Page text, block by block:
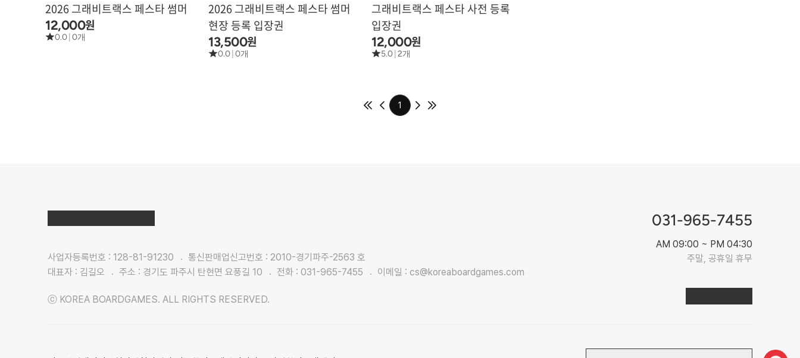
2026 그래비트랙스 페스타 썸머
12,000원
0.0 0개
2026 그래비트랙스 페스타 썸머
현장 등록 입장권
13,500원
0.0 0개
그래비트랙스 페스타 사전 등록
입장권
12,000원
5.0 2개
1
사업자등록번호 : 128-81-91230
통신판매업신고번호 : 2010-경기파주-2563 호
대표자 : 김길오
주소 : 경기도 파주시 탄현면 요풍길 10 전화 : 031-965-7455 이메일 : cs@koreaboardgames.com
ⓒ KOREA BOARDGAMES. ALL RIGHTS RESERVED.
031-965-7455
AM 09:00 ~ PM 04:30
주말, 공휴일 휴무